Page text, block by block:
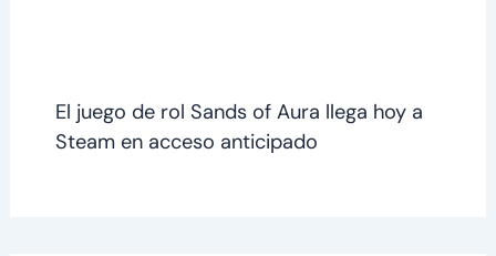
El juego de rol Sands of Aura llega hoy a
Steam en acceso anticipado